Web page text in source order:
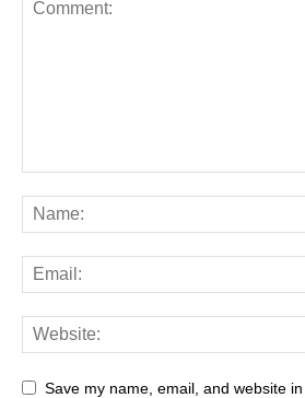
Save my name, email, and website